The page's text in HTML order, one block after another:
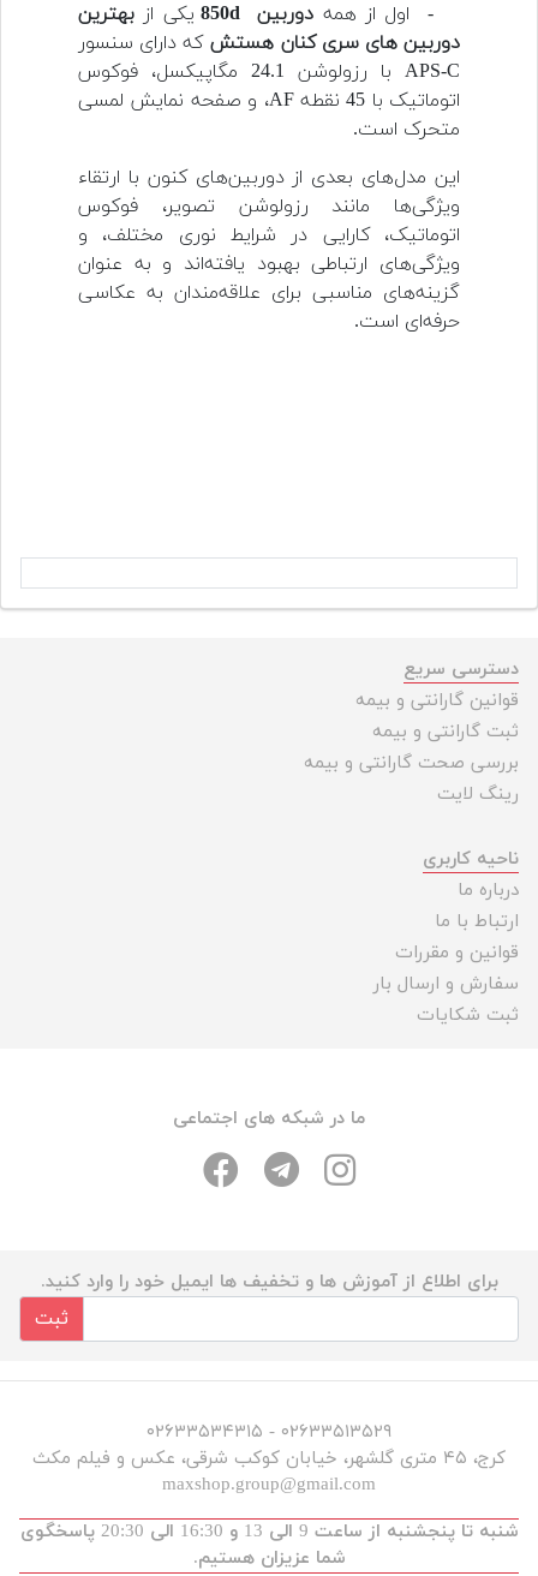
- اول از همه دوربین 850d یکی از بهترین
دوربین های سری کنان هستش که دارای سنسور
APS-C با رزولوشن 24.1 مگاپیکسل، فوکوس
اتوماتیک با 45 نقطه AF، و صفحه نمایش لمسی
متحرک است.
این مدل‌های بعدی از دوربین‌های کنون با ارتقاء
ویژگی‌ها مانند رزولوشن تصویر، فوکوس
اتوماتیک، کارایی در شرایط نوری مختلف، و
ویژگی‌های ارتباطی بهبود یافته‌اند و به عنوان
گزینه‌های مناسبی برای علاقه‌مندان به عکاسی
حرفه‌ای است.
دسترسی سریع
قوانین گارانتی و بیمه
ثبت گارانتی و بیمه
بررسی صحت گارانتی و بیمه
رینگ لایت
ناحیه کاربری
درباره ما
ارتباط با ما
قوانین و مقررات
سفارش و ارسال بار
ثبت شکایات
ما در شبکه های اجتماعی
برای اطلاع از آموزش ها و تخفیف ها ایمیل خود را وارد کنید.
ثبت
۰۲۶۳۳۵۱۳۵۲۹ - ۰۲۶۳۳۵۳۴۳۱۵
کرج، ۴۵ متری گلشهر، خیابان کوکب شرقی، عکس و فیلم مکث
maxshop.group@gmail.com
شنبه تا پنجشنبه از ساعت 9 الی 13 و 16:30 الی 20:30 پاسخگوی
شما عزیزان هستیم.